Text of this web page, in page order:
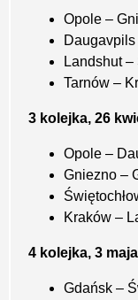
Opole –
Landshut –
Tarnów –
3 kolejka, 26
Opole –
Gniezno –
Kraków –
4 kolejka, 3 maja
Gdańsk –